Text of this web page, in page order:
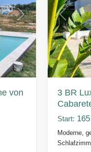
Weiter
von
Vorherige
3 BR
Start:
Moderne,